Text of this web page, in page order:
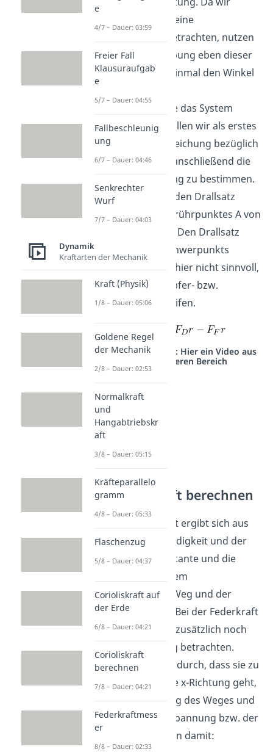
wissen, dass wir eine
Rollbewegung betrachten, nutzen
wir zur Beschreibung eben dieser
Bewegung erst einmal den Winkel
Jetzt weißt du wie das System
aussieht. Nun wollen wir als erstes
die Differentialgleichung bezüglich
x aufstellen, um anschließend die
homogene Lösung zu bestimmen.
Dafür bilden wir den Drallsatz
bezüglich des Berührpunktes A von
Rolle und Boden. Den Drallsatz
bezüglich des Schwerpunkts
anzuwenden, ist hier nicht sinnvoll,
da dort die Dämpfer- bzw.
Federkraft angreifen.
Studyflix vernetzt: Hier ein Video aus
einem anderen Bereich
Dämpferkraft berechnen
Die Dämpferkraft ergibt sich aus
der Rollgeschwindigkeit und der
Dämpfungskonstante und die
Federkraft aus dem
zurückgelegten Weg und der
Federkonstante. Bei der Federkraft
müssen wir jetzt zusätzlich noch
die Wegerregung betrachten.
Diese bewirkt, dadurch, dass sie zu
Beginn in positive x-Richtung geht,
eine Verringerung des Weges und
somit auch der Spannung bzw. der
Kraft. Wir erhalten damit:
e
4/7 – Dauer: 03:59
Freier Fall
Klausuraufgab
e
5/7 – Dauer: 04:55
Fallbeschleunig
ung
6/7 – Dauer: 04:46
Senkrechter
Wurf
7/7 – Dauer: 04:03
Dynamik
Kraftarten der Mechanik
Kraft (Physik)
1/8 – Dauer: 05:06
Goldene Regel
der Mechanik
2/8 – Dauer: 02:53
Normalkraft
und
Hangabtriebskr
aft
3/8 – Dauer: 05:15
Kräfteparallelo
gramm
4/8 – Dauer: 05:33
Flaschenzug
5/8 – Dauer: 04:37
Corioliskraft auf
der Erde
6/8 – Dauer: 04:21
Corioliskraft
berechnen
7/8 – Dauer: 04:21
Federkraftmess
er
8/8 – Dauer: 02:33